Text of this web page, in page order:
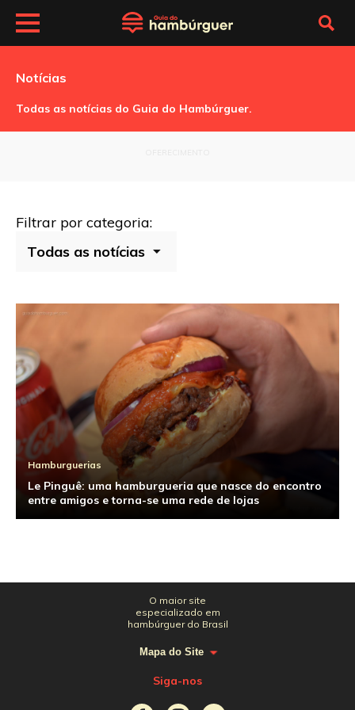
Notícias
Todas as notícias do Guia do Hambúrguer.
Filtrar por categoria:
Hamburguerias
Le Pinguê: uma hamburgueria que nasce do encontro
entre amigos e torna-se uma rede de lojas
O maior site
especializado em
hambúrguer do Brasil
Mapa do Site
Siga-nos